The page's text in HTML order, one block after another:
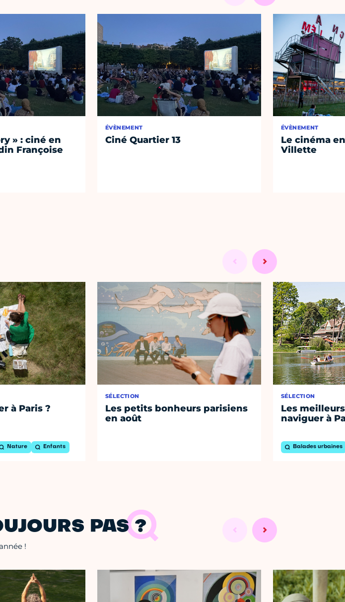
» : ciné en
Françoise
ÉVÈNEMENT
Ciné Quartier 13
ÉVÈNEMENT
Le cinéma
Villette
à Paris ?
Nature Enfants
SÉLECTION
Les petits bonheurs parisiens
en août
SÉLECTION
Les
naviguer à
Balades urbaines
PAS ?
!